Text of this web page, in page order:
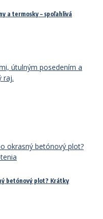
a termosky – spoľahlivá
betónový plot? Krátky